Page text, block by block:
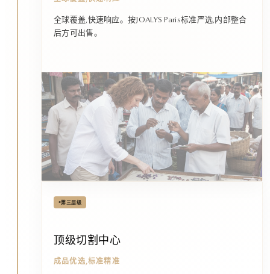
全球覆盖,快速响应。按JOALYS Paris标准严选,内部整合
后方可出售。
•第三层级
顶级切割中心
成品优选,标准精准